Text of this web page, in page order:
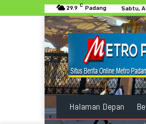
29.9 C Padang Sabtu,
Halaman Depan